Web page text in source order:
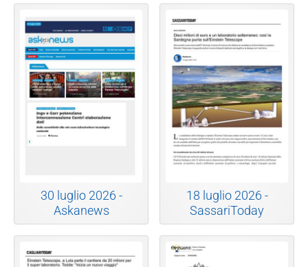
30 luglio 2026 -
Askanews
18 luglio 2026 -
SassariToday